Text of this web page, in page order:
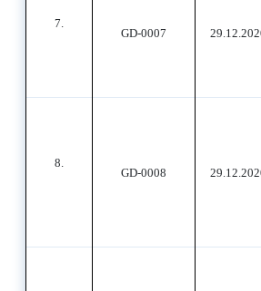
7.
GD-0007
8.
GD-0008